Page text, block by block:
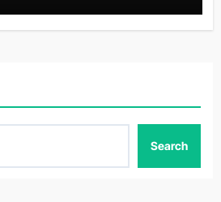
Search